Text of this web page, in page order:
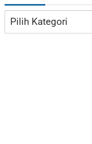
Kategori